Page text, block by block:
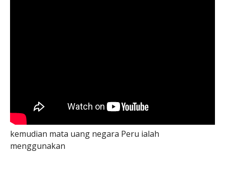
kemudian mata uang negara Peru ialah
menggunakan